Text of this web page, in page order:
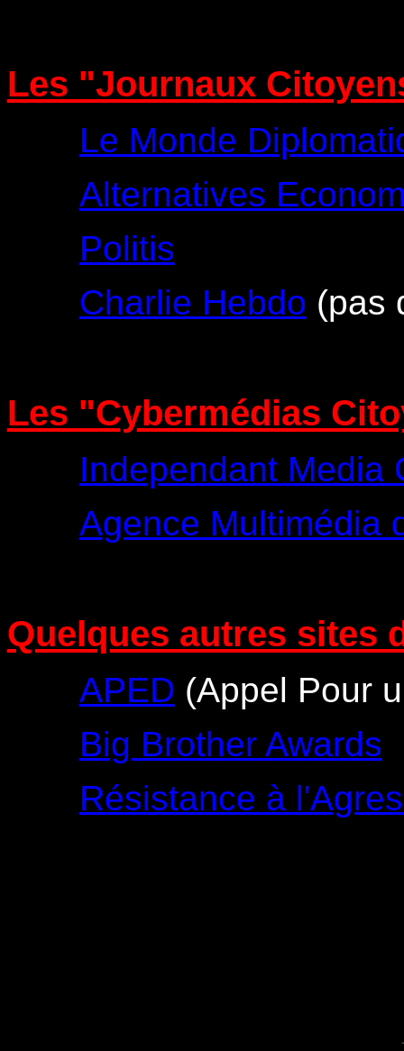
Les "Journaux
Le Monde
Alternatives
Politis
Charlie Hebdo (pas
Les "Cybermédias
Independant Media
Agence Multimédia
Quelques autres sites
APED (Appel Pour
Big Brother Awards
Résistance à